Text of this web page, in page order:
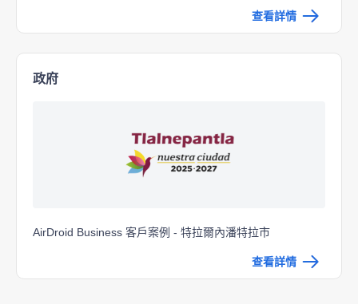
查看詳情
政府
AirDroid Business 客戶案例 - 特拉爾內潘特拉市
查看詳情